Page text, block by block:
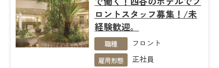
ロントスタッフ募集！/未
経験歓迎。
職種 フロント
雇用形態 正社員